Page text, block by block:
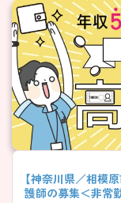
【神奈川県／相模
護師の募集＜非常